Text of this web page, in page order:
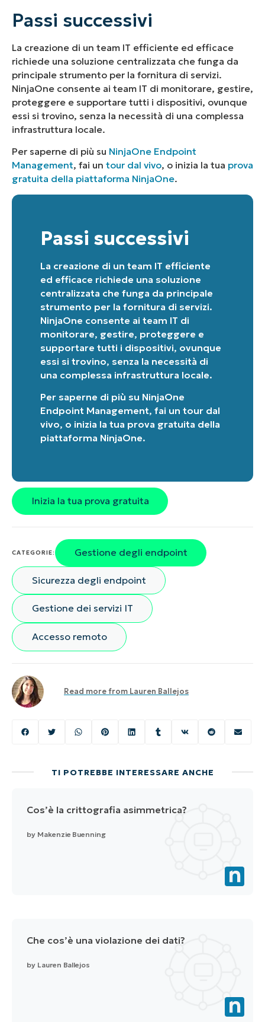
Passi successivi
La creazione di un team IT efficiente ed efficace
richiede una soluzione centralizzata che funga da
principale strumento per la fornitura di servizi.
NinjaOne consente ai team IT di monitorare, gestire,
proteggere e supportare tutti i dispositivi, ovunque
essi si trovino, senza la necessità di una complessa
infrastruttura locale.
Per saperne di più su NinjaOne Endpoint
Management, fai un tour dal vivo, o inizia la tua prova
gratuita della piattaforma NinjaOne.
Passi successivi
La creazione di un team IT efficiente
ed efficace richiede una soluzione
centralizzata che funga da principale
strumento per la fornitura di servizi.
NinjaOne consente ai team IT di
monitorare, gestire, proteggere e
supportare tutti i dispositivi, ovunque
essi si trovino, senza la necessità di
una complessa infrastruttura locale.
Per saperne di più su NinjaOne
Endpoint Management, fai un tour dal
vivo, o inizia la tua prova gratuita della
piattaforma NinjaOne.
Inizia la tua prova gratuita
CATEGORIE: Gestione degli endpoint
Sicurezza degli endpoint
Gestione dei servizi IT
Accesso remoto
Read more from Lauren Ballejos
TI POTREBBE INTERESSARE ANCHE
Cos’è la crittografia asimmetrica?
by Makenzie Buenning
Che cos’è una violazione dei dati?
by Lauren Ballejos
email*
number*
Paese
Company
name*